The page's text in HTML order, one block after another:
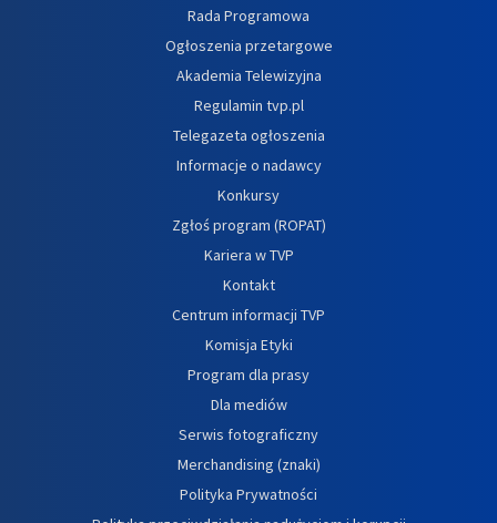
Rada Programowa
Ogłoszenia przetargowe
Akademia Telewizyjna
Regulamin tvp.pl
Telegazeta ogłoszenia
Informacje o nadawcy
Konkursy
Zgłoś program (ROPAT)
Kariera w TVP
Kontakt
Centrum informacji TVP
Komisja Etyki
Program dla prasy
Dla mediów
Serwis fotograficzny
Merchandising (znaki)
Polityka Prywatności